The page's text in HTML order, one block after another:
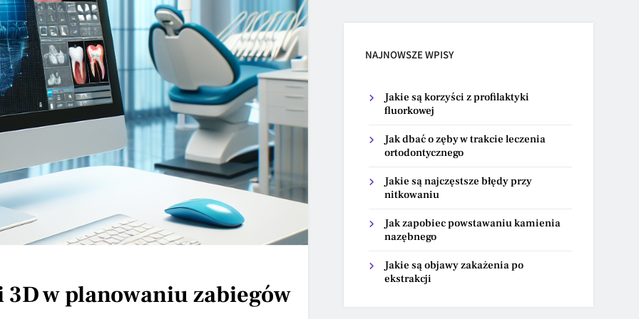
w planowaniu zabiegów
NAJNOWSZE WPISY
Jakie są korzyści z profilaktyki
fluorkowej
Jak dbać o zęby w trakcie leczenia
ortodontycznego
Jakie są najczęstsze błędy przy
nitkowaniu
Jak zapobiec powstawaniu kamienia
nazębnego
Jakie są objawy zakażenia po
ekstrakcji